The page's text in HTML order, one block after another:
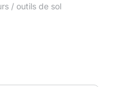
/ outils de sol